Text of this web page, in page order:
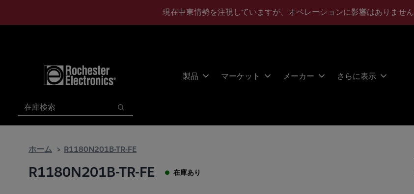
現在中東情勢を注視していますが、オペレーションに影響はありません
製品 マーケット メーカー さらに表示
検索
検索
ホーム R1180N201B-TR-FE
R1180N201B-TR-FE 在庫あり